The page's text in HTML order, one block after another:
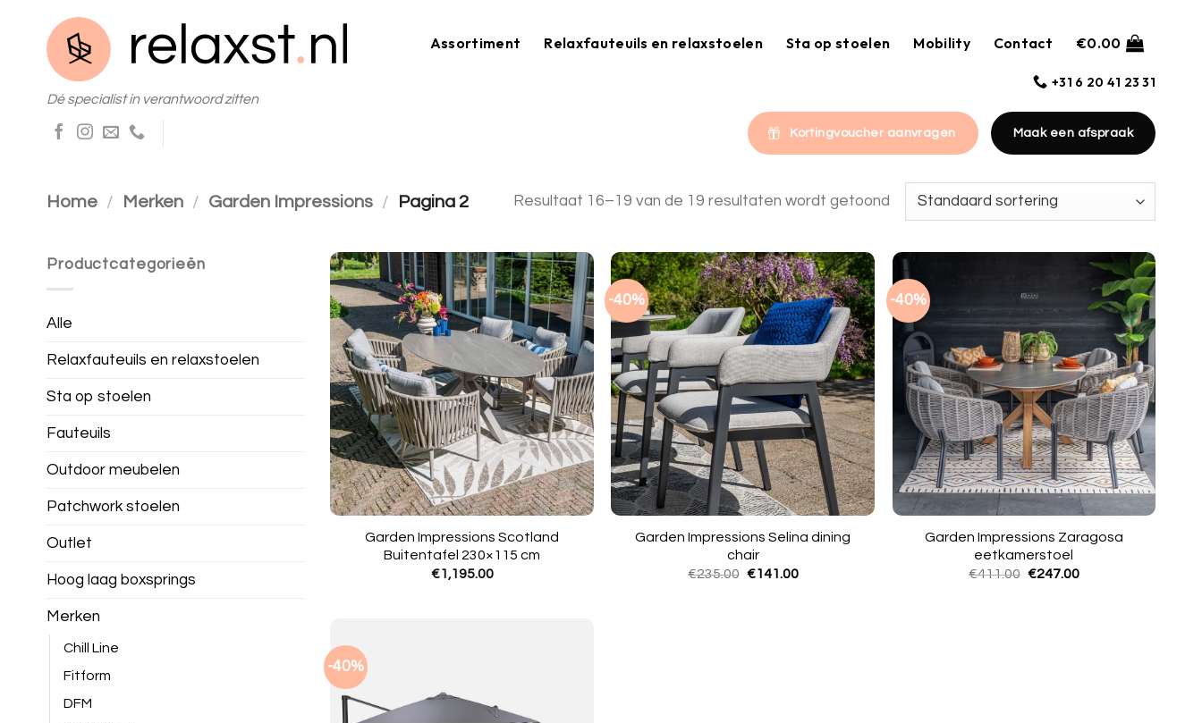
content
Dé specialist in verantwoord zitten
Assortiment Relaxfauteuils en relaxstoelen Sta op stoelen Mobility Contact €0.00
+31 6 20 41 23 31
Kortingvoucher aanvragen Maak een afspraak
Home / Merken / Garden Impressions / Pagina 2 Resultaat 16–19 van de 19 resultaten wordt getoond
Productcategorieën
Alle
Relaxfauteuils en relaxstoelen
Sta op stoelen
Fauteuils
Outdoor meubelen
Patchwork stoelen
Outlet
Hoog laag boxsprings
Merken
Chill Line
Fitform
DFM
Garden Impressions Scotland
Buitentafel 230×115 cm
€1,195.00
-40%
Garden Impressions Selina dining
chair
€235.00 Oorspronkelijke
€141.00Huidige
-40%
Garden Impressions Zaragosa
eetkamerstoel
€411.00 Oorspronkelijke
€247.00Huidige
-40%